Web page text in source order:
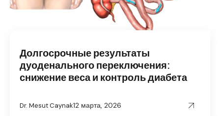
Долгосрочные результаты
дуоденального переключения:
снижение веса и контроль диабета
Dr. Mesut Caynak12 марта, 2026